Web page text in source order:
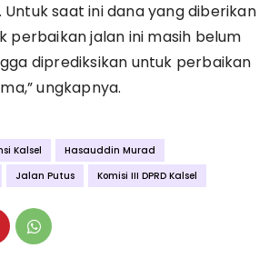
saat ini dana yang diberikan
perbaikan jalan ini masih belum
diprediksikan untuk perbaikan
ungkapnya.
Kalsel
Hasauddin Murad
Jalan Putus Komisi III DPRD Kalsel